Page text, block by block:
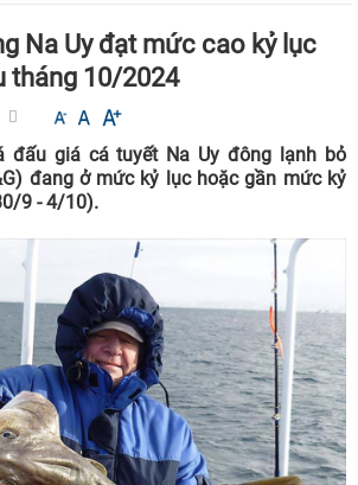
Na Uy đạt mức cao kỷ lục
tháng 10/2024
đấu giá cá tuyết Na Uy đông lạnh bỏ
đang ở mức kỷ lục hoặc gần mức kỷ
9 - 4/10).